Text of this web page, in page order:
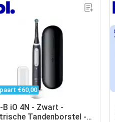
€60,00
B iO 4N - Zwart -
Tandenborstel -